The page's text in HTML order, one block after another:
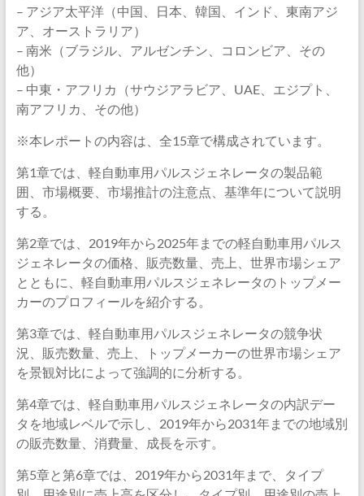
– アジア太平洋（中国、日本、韓国、インド、東南アジ
ア、オーストラリア）
– 南米（ブラジル、アルゼンチン、コロンビア、その
他）
– 中東・アフリカ（サウジアラビア、UAE、エジプト、
南アフリカ、その他）
※本レポートの内容は、全15章で構成されています。
第1章では、軽自動車用パルスジェネレータの製品範
囲、市場概要、市場推計の注意点、基準年について説明
する。
第2章では、2019年から2025年までの軽自動車用パルス
ジェネレータの価格、販売数量、売上、世界市場シェア
とともに、軽自動車用パルスジェネレータのトップメー
カーのプロフィールを紹介する。
第3章では、軽自動車用パルスジェネレータの競争状
況、販売数量、売上、トップメーカーの世界市場シェア
を景観対比によって強調的に分析する。
第4章では、軽自動車用パルスジェネレータの内訳デー
タを地域レベルで示し、2019年から2031年までの地域別
の販売数量、消費量、成長を示す。
第5章と第6章では、2019年から2031年まで、タイプ